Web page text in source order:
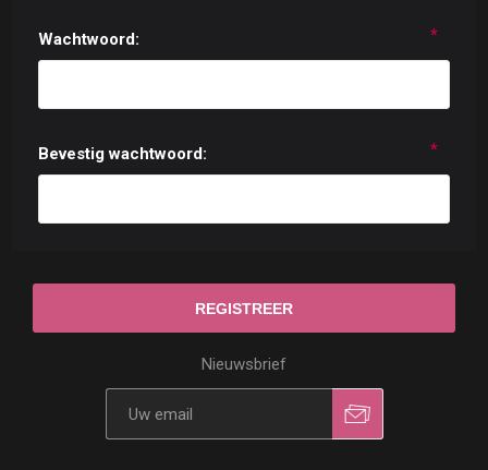
Wachtwoord: *
Bevestig wachtwoord: *
Nieuwsbrief